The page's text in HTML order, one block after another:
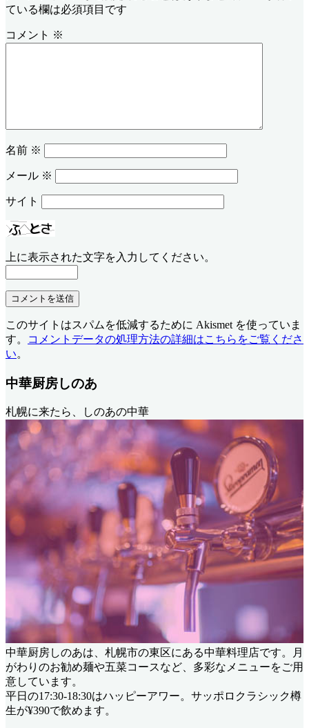
ている欄は必須項目です
コメント ※
名前 ※
メール ※
サイト
上に表示された文字を入力してください。
このサイトはスパムを低減するために Akismet を使っていま
す。
コメントデータの処理方法の詳細はこちらをご覧くださ
い。
中華厨房しのあ
札幌に来たら、しのあの中華
中華厨房しのあは、札幌市の東区にある中華料理店です。月
がわりのお勧め麺や五菜コースなど、多彩なメニューをご用
意しています。
平日の17:30-18:30はハッピーアワー。サッポロクラシック樽
生が¥390で飲めます。